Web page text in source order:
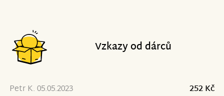
Vzkazy od dárců
Petr K. 05.05.2023
252 Kč